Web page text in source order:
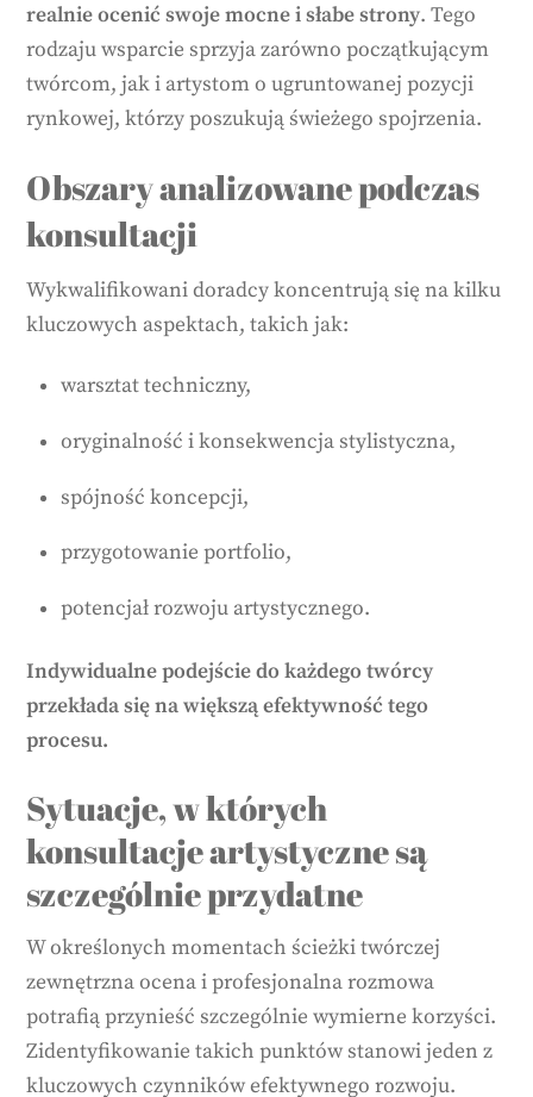
realnie ocenić swoje mocne i słabe strony. Tego
rodzaju wsparcie sprzyja zarówno początkującym
twórcom, jak i artystom o ugruntowanej pozycji
rynkowej, którzy poszukują świeżego spojrzenia.
Obszary analizowane podczas
konsultacji
Wykwalifikowani doradcy koncentrują się na kilku
kluczowych aspektach, takich jak:
warsztat techniczny,
oryginalność i konsekwencja stylistyczna,
spójność koncepcji,
przygotowanie portfolio,
potencjał rozwoju artystycznego.
Indywidualne podejście do każdego twórcy
przekłada się na większą efektywność tego
procesu.
Sytuacje, w których
konsultacje artystyczne są
szczególnie przydatne
W określonych momentach ścieżki twórczej
zewnętrzna ocena i profesjonalna rozmowa
potrafią przynieść szczególnie wymierne korzyści.
Zidentyfikowanie takich punktów stanowi jeden z
kluczowych czynników efektywnego rozwoju.